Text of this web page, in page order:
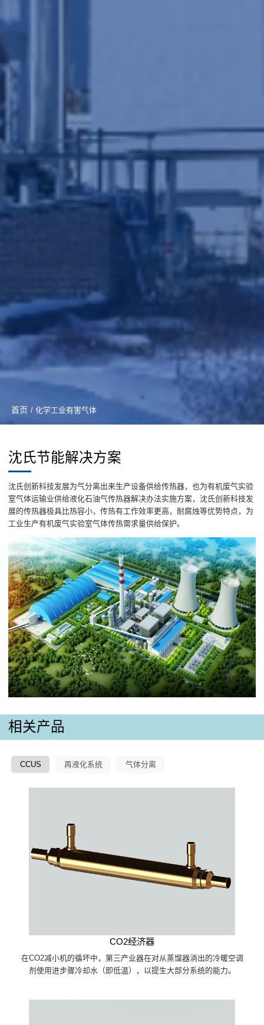
首页 / 化学工业有害气体
沈氏节能解决方案
沈氏创新科技发展为气分离出来生产设备供给传热器，也为有机废气实验
室气体运输业供给液化石油气传热器解决办法实施方案，沈氏创新科技发
展的传热器极具比热容小，传热有工作效率更高，耐腐烛等优势特点，为
工业生产有机废气实验室气体传热需求量供给保护。
相关产品
CCUS 再液化系统 气体分离
CO2经济器
在CO2减小机的循坏中，第三产业器在对从蒸馏器淌出的冷暖空调
剂使用进步骤冷却水（即低温），以提生大部分系统的能力。